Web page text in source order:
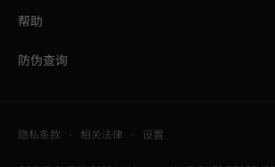
帮助
防伪查询
隐私条款 相关法律 设置